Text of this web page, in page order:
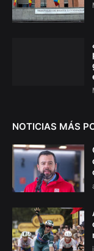
NOTICIAS MÁS